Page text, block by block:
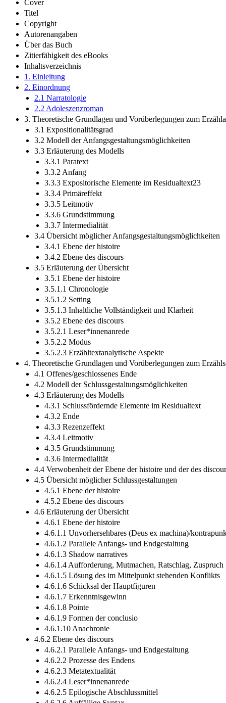
Cover
Titel
Copyright
Autorenangaben
Über das Buch
Zitierfähigkeit des eBooks
Inhaltsverzeichnis
1. Einleitung
2. Einordnung
2.1 Narratologie
2.2 Adoleszenzroman
3. Theoretische Grundlagen und Vorüberlegungen zum
3.1 Expositionalitätsgrad
3.2 Modell der Anfangsgestaltungsmöglichkeiten
3.3 Erläuterung des Modells
3.3.1 Paratext
3.3.2 Anfang
3.3.3 Expositorische Elemente im Residualtext23
3.3.4 Primäreffekt
3.3.5 Leitmotiv
3.3.6 Grundstimmung
3.3.7 Intermedialität
3.4 Übersicht möglicher Anfangsgestaltungsmöglichkeiten
3.4.1 Ebene der histoire
3.4.2 Ebene des discours
3.5 Erläuterung der Übersicht
3.5.1 Ebene der histoire
3.5.1.1 Chronologie
3.5.1.2 Setting
3.5.1.3 Inhaltliche Vollständigkeit und Klarheit
3.5.2 Ebene des discours
3.5.2.1 Leser*innenanrede
3.5.2.2 Modus
3.5.2.3 Erzähltextanalytische Aspekte
4. Theoretische Grundlagen und Vorüberlegungen zum
4.1 Offenes/geschlossenes Ende
4.2 Modell der Schlussgestaltungsmöglichkeiten
4.3 Erläuterung des Modells
4.3.1 Schlussfördernde Elemente im Residualtext
4.3.2 Ende
4.3.3 Rezenzeffekt
4.3.4 Leitmotiv
4.3.5 Grundstimmung
4.3.6 Intermedialität
4.4 Verwobenheit der Ebene der histoire und der des
4.5 Übersicht möglicher Schlussgestaltungen
4.5.1 Ebene der histoire
4.5.2 Ebene des discours
4.6 Erläuterung der Übersicht
4.6.1 Ebene der histoire
4.6.1.1 Unvorhersehbares (Deus ex machina)/
4.6.1.2 Parallele Anfangs- und Endgestaltung
4.6.1.3 Shadow narratives
4.6.1.4 Aufforderung, Mutmachen, Ratschlag, Zuspruch
4.6.1.5 Lösung des im Mittelpunkt stehenden Konflikts
4.6.1.6 Schicksal der Hauptfiguren
4.6.1.7 Erkenntnisgewinn
4.6.1.8 Pointe
4.6.1.9 Formen der conclusio
4.6.1.10 Anachronie
4.6.2 Ebene des discours
4.6.2.1 Parallele Anfangs- und Endgestaltung
4.6.2.2 Prozesse des Endens
4.6.2.3 Metatextualität
4.6.2.4 Leser*innenanrede
4.6.2.5 Epilogische Abschlussmittel